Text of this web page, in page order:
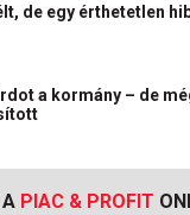
de egy érthetetlen
a kormány – de
PIAC & PROFIT